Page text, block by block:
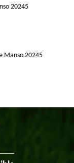
20245
Manso 20245